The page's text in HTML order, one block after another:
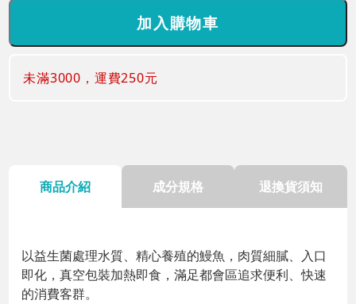
未滿3000，運費250元
商品介紹 成分規格 退換貨須知
以益生菌處理水質、精心養殖的鰻魚，肉質細膩、入口
即化，真空包裝加熱即食，滿足都會區追求便利、快速
的消費客群。